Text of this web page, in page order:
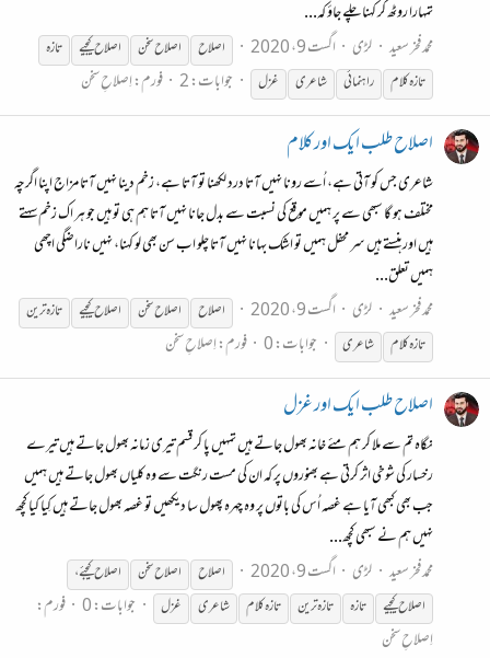
تمہارا روٹھ کر کہنا چلے جاؤ کہ...
محمد فخر سعید لڑی اگست 9، 2020 اصلاح اصلاحسخن اصلاحکیجیے
تازہ
تازہ کلام
راہنمائی شاعری غزل جوابات: 2 فورم:اِصلاحِ سخن
اصلاح طلب ایک اور کلام
شاعری جس کو آتی ہے، اُسے رونا نہیں آتا درد لکھنا تو آتا ہے، زخم دینا نہیں آتا مزاج اپنا اگرچہ
مختلف ہو گا سبھی سے پر ہمیں موقع کی نسبت سے بدل جانا نہیں آتا ہم ہی تو ہیں جو ہر اک زخم سہتے
ہیں اور ہنستے ہیں سر محفل ہمیں تو اشک بہانا نہیں آتا چلو اب سن بھی لو کہنا، نہیں ناراضگی اچھی
ہمیں تعلق...
محمد فخر سعید لڑی اگست 9، 2020 اصلاح اصلاحسخن اصلاحکیجیے
تازہ ترین
تازہ کلام
شاعری جوابات: 0 فورم:اِصلاحِ سخن
اصلاح طلب ایک اور غزل
نگاہ تم سے ملا کر ہم مئے خانہ بھول جاتے ہیں تمہیں پا کر قسم تیری زمانہ بھول جاتے ہیں تیرے
رخسار کی شوخی اثر کرتی ہے بھنوروں پر کہ ان کی مست رنگت سے وہ کلیاں بھول جاتے ہیں ہمیں
جب بھی کبھی آیا ہے غصہ اُس کی باتوں پر وہ چہرہ پھول سا دیکھیں تو غصہ بھول جاتے ہیں کِیا کیا کچھ
نہیں ہم نے سبھی کچھ...
محمد فخر سعید لڑی اگست 9، 2020 اصلاح اصلاحسخن اصلاحکیجئے،
اصلاحکیجیے تازہ تازہ ترین تازہ کلام شاعری غزل جوابات: 0
فورم:
اِصلاحِ سخن